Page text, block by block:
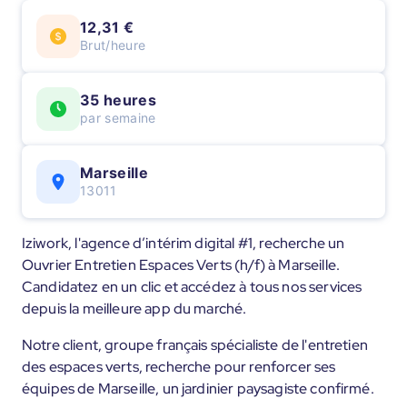
12,31 €
Brut/heure
35 heures
par semaine
Marseille
13011
Iziwork, l'agence d’intérim digital #1, recherche un
Ouvrier Entretien Espaces Verts (h/f) à Marseille.
Candidatez en un clic et accédez à tous nos services
depuis la meilleure app du marché.
Notre client, groupe français spécialiste de l'entretien
des espaces verts, recherche pour renforcer ses
équipes de Marseille, un jardinier paysagiste confirmé.